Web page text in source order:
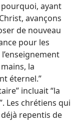
pourquoi, ayant
avançons
de nouveau
pour les
la
éternel.”
incluait “la
Les chrétiens qui
repentis de